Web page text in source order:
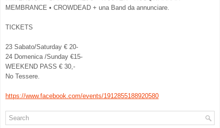
MEMBRANCE • CROWDEAD + una Band da annunciare.
TICKETS
23 Sabato/Saturday € 20-
24 Domenica /Sunday €15-
WEEKEND PASS € 30,-
No Tessere.
https://www.facebook.com/events/1912855188920580